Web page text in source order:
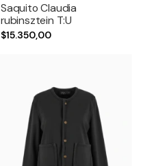
Saquito Claudia
rubinsztein T:U
$15.350,00